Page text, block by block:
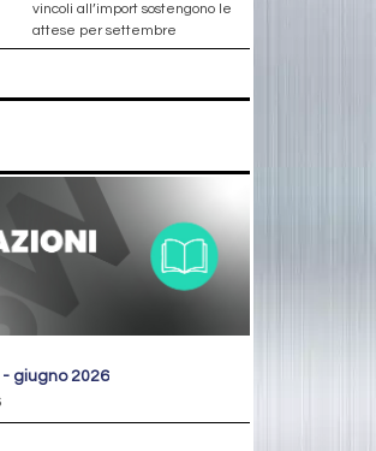
vincoli all’import sostengono le
attese per settembre
giugno 2026